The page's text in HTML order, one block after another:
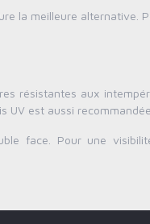
la meilleure alternative.
résistantes aux
UV est aussi recommandée
face. Pour une